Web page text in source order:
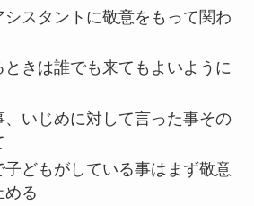
スタントに敬意をもって関わ
きは誰でも来てもよいように
いじめに対して言った事その
子どもがしている事はまず敬意
める